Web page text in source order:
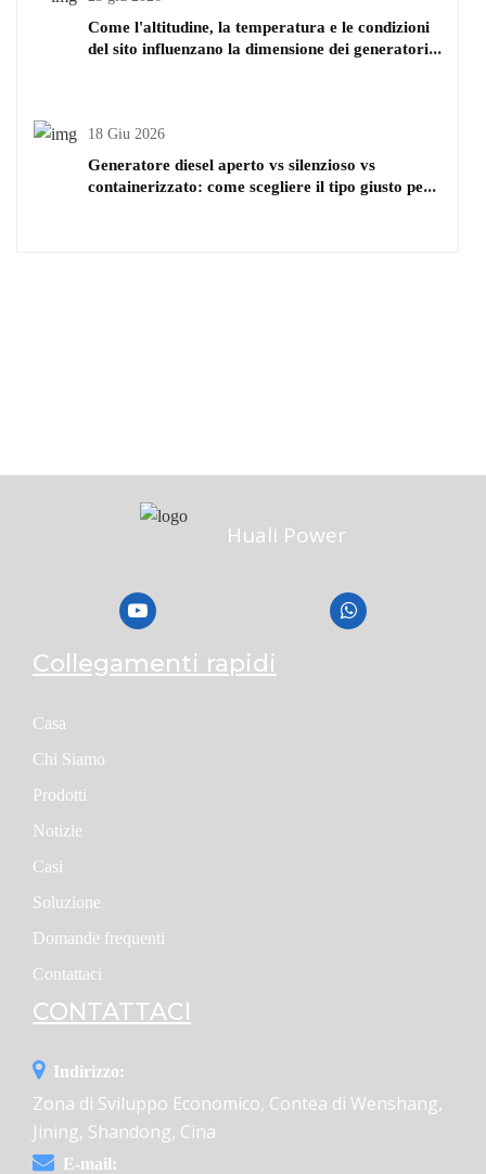
Come l'altitudine, la temperatura e le condizioni
del sito influenzano la dimensione dei generatori
18 Giu 2026
Generatore diesel aperto vs silenzioso vs
containerizzato: come scegliere il tipo giusto per
Huali Power
Collegamenti rapidi
Casa
Chi Siamo
Prodotti
Notizie
Casi
Soluzione
Domande frequenti
Contattaci
CONTATTACI
Indirizzo:
Zona di Sviluppo Economico, Contea di Wenshang,
Jining, Shandong, Cina
E-mail: